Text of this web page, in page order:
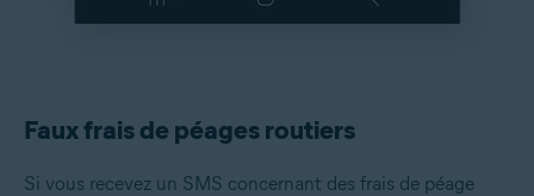
Faux frais de péages routiers
Si vous recevez un SMS concernant des frais de péage